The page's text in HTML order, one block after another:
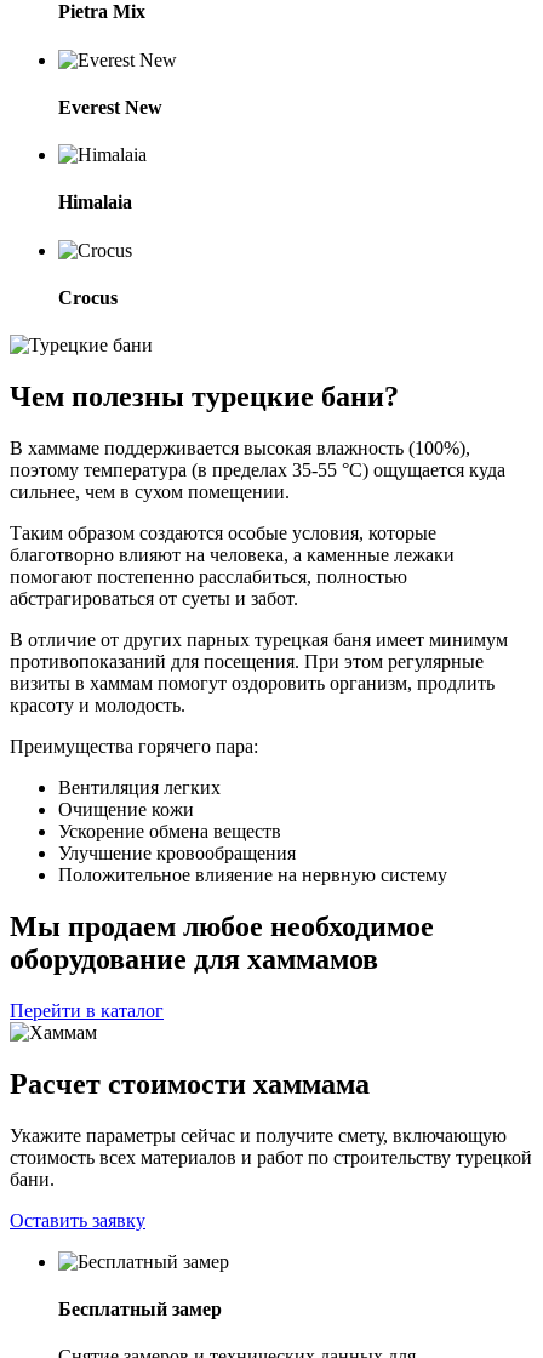
Pietra Mix
Everest New
Himalaia
Crocus
Чем полезны турецкие бани?
В хаммаме поддерживается высокая влажность (100%),
поэтому температура (в пределах 35-55 °C) ощущается куда
сильнее, чем в сухом помещении.
Таким образом создаются особые условия, которые
благотворно влияют на человека, а каменные лежаки
помогают постепенно расслабиться, полностью
абстрагироваться от суеты и забот.
В отличие от других парных турецкая баня имеет минимум
противопоказаний для посещения. При этом регулярные
визиты в хаммам помогут оздоровить организм, продлить
красоту и молодость.
Преимущества горячего пара:
Вентиляция легких
Очищение кожи
Ускорение обмена веществ
Улучшение кровообращения
Положительное влияение на нервную систему
Мы продаем любое необходимое
оборудование для хаммамов
Перейти в каталог
Расчет стоимости хаммама
Укажите параметры сейчас и получите смету, включающую
стоимость всех материалов и работ по строительству турецкой
бани.
Оставить заявку
Бесплатный замер